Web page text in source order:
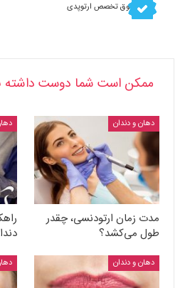
فوق تخصص ارتوپدی
ممکن است شما دوست داشته
دهان و دندان
مدت زمان ارتودنسی، چقدر
طول می‌کشد؟
دهان و دندان